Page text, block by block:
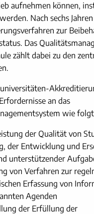
aufnehmen können,
Nach sechs
zur
Das
zählt dabei zu den
an das
wie
der Qualität von
der Entwicklung und
unterstützender
von Verfahren zur
Erfassung von
Agenden
der Erfüllung der